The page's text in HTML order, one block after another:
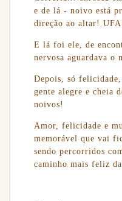
e de lá - noivo está
direção ao altar!
E lá foi ele, de
nervosa aguardava o
Depois, só
gente alegre e cheia
noivos!
Amor, felicidade e
memorável que vai
sendo percorridos
caminho mais feliz